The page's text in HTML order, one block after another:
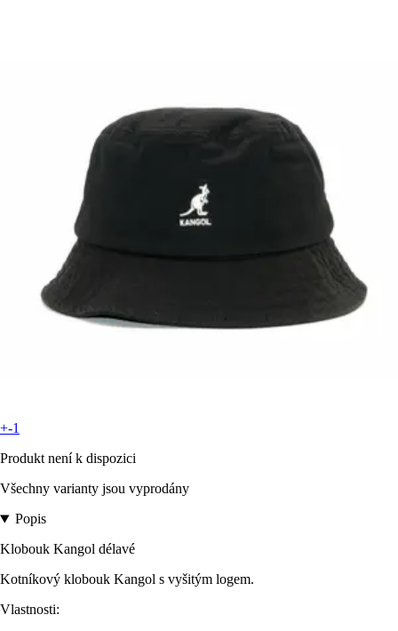
+-1
Produkt není k dispozici
Všechny varianty jsou vyprodány
Popis
Klobouk Kangol délavé
Kotníkový klobouk Kangol s vyšitým logem.
Vlastnosti: